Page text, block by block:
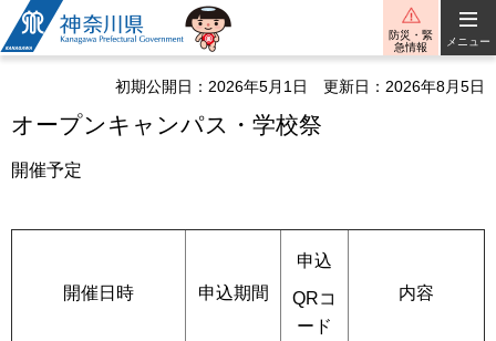
神奈川県
防災・緊
急情報
メニュー
初期公開日：2026年5月1日 更新日：2026年8月5日
オープンキャンパス・学校祭
開催予定
開催日時 申込期間
申込
QRコ
ード
内容